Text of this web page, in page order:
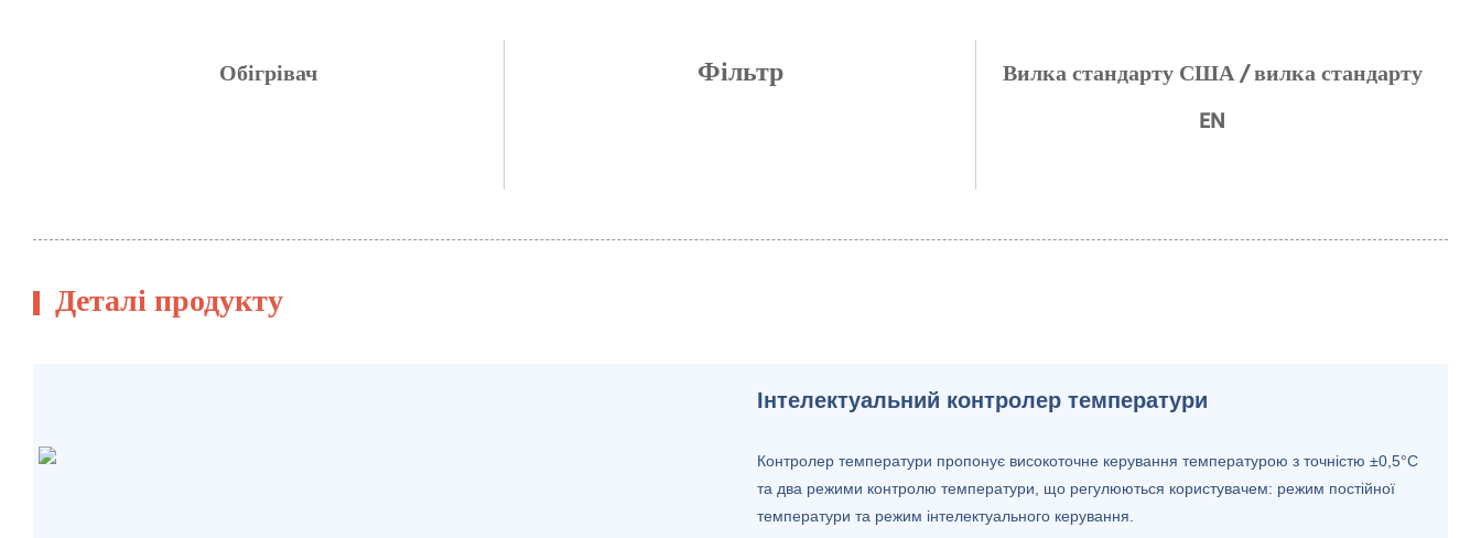
Обігрівач Фільтр
Вилка стандарту США / вилка стандарту
EN
Деталі продукту
Інтелектуальний контролер температури
Контролер температури пропонує високоточне керування температурою з точністю ±0,5°C
та два режими контролю температури, що регулюються користувачем: режим постійної
температури та режим інтелектуального керування.